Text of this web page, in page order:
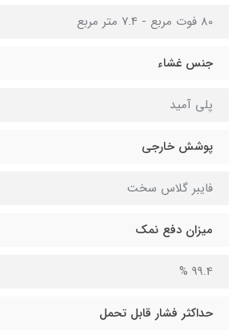
80 فوت مربع - 7.4 متر مربع
جنس غشاء
پلی آمید
پوشش خارجی
فایبر گلاس سخت
میزان دفع نمک
99.4 %
حداکثر فشار قابل تحمل